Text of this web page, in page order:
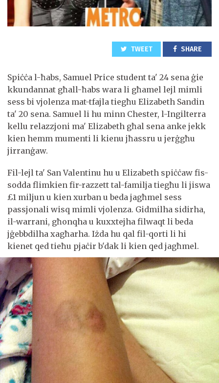
TWEET SHARE
Spiċċa l-ħabs, Samuel Price student ta' 24 sena ġie
kkundannat għall-ħabs wara li għamel lejl mimli
sess bi vjolenza mat-tfajla tiegħu Elizabeth Sandin
ta' 20 sena. Samuel li hu minn Chester, l-Ingilterra
kellu relazzjoni ma' Elizabeth għal sena anke jekk
kien hemm mumenti li kienu jħassru u jerġgħu
jirranġaw.
Fil-lejl ta' San Valentinu hu u Elizabeth spiċċaw fis-
sodda flimkien fir-razzett tal-familja tiegħu li jiswa
£1 miljun u kien xurban u beda jagħmel sess
passjonali wisq mimli vjolenza. Gidmilha sidirha,
il-warrani, għonqha u kuxxtejha filwaqt li beda
jġebbdilha xagħarha. Iżda hu qal fil-qorti li hi
kienet qed tieħu pjaċir b'dak li kien qed jagħmel.